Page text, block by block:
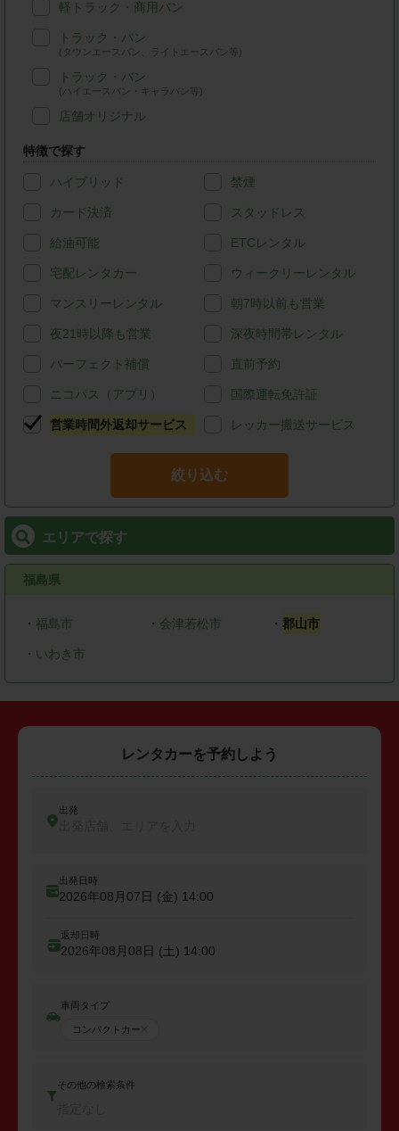
軽トラック・商用バン
トラック・バン
(タウンエースバン、ライトエースバン等)
トラック・バン
(ハイエースバン・キャラバン等)
店舗オリジナル
特徴で探す
ハイブリッド 禁煙
カード決済 スタッドレス
給油可能 ETCレンタル
宅配レンタカー ウィークリーレンタル
マンスリーレンタル 朝7時以前も営業
夜21時以降も営業 深夜時間帯レンタル
パーフェクト補償 直前予約
ニコパス（アプリ） 国際運転免許証
営業時間外返却サービス レッカー搬送サービス
絞り込む
エリアで探す
福島県
・ 福島市 ・ 会津若松市 ・ 郡山市
・ いわき市
レンタカーを予約しよう
出発
出発日時
2026年08月07日 (金) 14:00
返却日時
2026年08月08日 (土) 14:00
車両タイプ
コンパクトカー
その他の検索条件